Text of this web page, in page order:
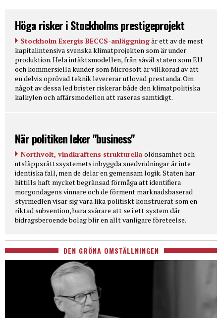
Höga risker i Stockholms prestigeprojekt
Stockholm Exergis BECCS-anläggningär ett av de mest
kapitalintensiva svenska klimatprojekten som är under
produktion. Hela intäktsmodellen, från såväl staten som EU
och kommersiella kunder som Microsoft är villkorad av att
en delvis oprövad teknik levererar utlovad prestanda. Om
något av dessa led brister riskerar både den klimatpolitiska
kalkylen och affärsmodellen att raseras samtidigt.
När politiken leker "business"
Northvolt, vindkraftens strukturella olönsamhet och
utsläppsrättssystemets inbyggda snedvridningar är inte
identiska fall, men de delar en gemensam logik. Staten har
hittills haft mycket begränsad förmåga att identifiera
morgondagens vinnare och de förment marknadsbaserad
styrmedlen visar sig vara lika politiskt konstruerat som en
riktad subvention, bara svårare att se i ett system där
bidragsberoende bolag blir en allt vanligare företeelse.
DEN GRÖNA OMSTÄLLNINGEN